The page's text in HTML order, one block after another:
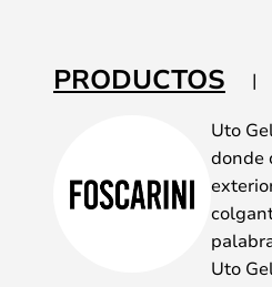
galería
de
PRODUCTOS
Uto
donde
Uto